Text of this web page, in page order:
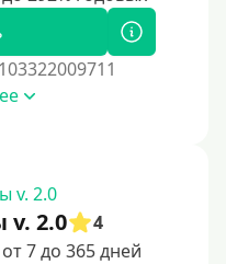
v. 2.0
4
от 7 до 365 дней